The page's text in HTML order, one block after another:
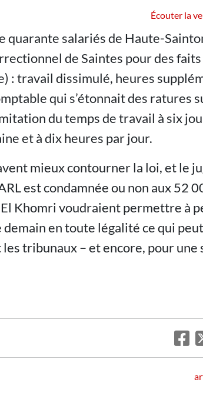
Écouter la
quarante salariés de Haute-
de Saintes pour des
: travail dissimulé, heures
qui s’étonnait des ratures
du temps de travail à six
et à dix heures par jour.
mieux contourner la loi, et le
est condamnée ou non aux 52
El Khomri voudraient permettre à
en toute légalité ce qui peut
tribunaux – et encore, pour une